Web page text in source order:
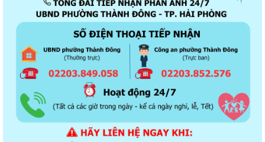
hoạt động kinh doanh tại Chợ tạm Chi...
Đảng ủy phường Thành Đông đẩy mạnh tuyên truyền, thực hiện Nghị
quyết số 27-NQ/TW về xây dựng và...
Phường Thành Đông tăng cương phân loại chất thải rắn sinh hoạt tại
nguồn: Hành động nhỏ, ý nghĩa...
Phường Thành Đông tuyên truyền chương trình tuyển chọn thực tập
sinh nữ đi thực tập kỹ thuật tại...